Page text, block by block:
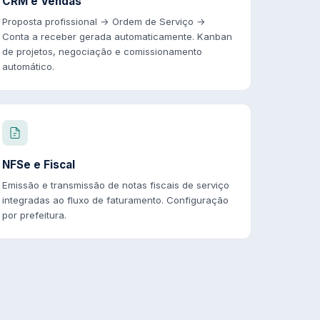
Proposta profissional → Ordem de Serviço →
Conta a receber gerada automaticamente. Kanban
de projetos, negociação e comissionamento
automático.
NFSe e Fiscal
Emissão e transmissão de notas fiscais de serviço
integradas ao fluxo de faturamento. Configuração
por prefeitura.